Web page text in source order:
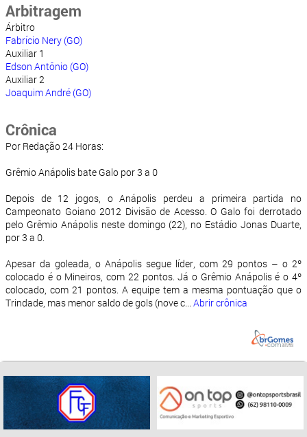
Arbitragem
Árbitro
Fabrício Nery (GO)
Auxiliar 1
Edson Antônio (GO)
Auxiliar 2
Joaquim André (GO)
Crônica
Por Redação 24 Horas:
Grêmio Anápolis bate Galo por 3 a 0
Depois de 12 jogos, o Anápolis perdeu a primeira partida no
Campeonato Goiano 2012 Divisão de Acesso. O Galo foi derrotado
pelo Grêmio Anápolis neste domingo (22), no Estádio Jonas Duarte,
por 3 a 0.
Apesar da goleada, o Anápolis segue líder, com 29 pontos – o 2º
colocado é o Mineiros, com 22 pontos. Já o Grêmio Anápolis é o 4º
colocado, com 21 pontos. A equipe tem a mesma pontuação que o
Trindade, mas menor saldo de gols (nove c... Abrir crônica